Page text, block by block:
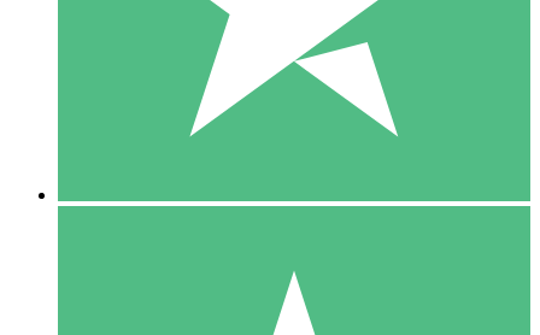
10 00
10 Downloads
20 00